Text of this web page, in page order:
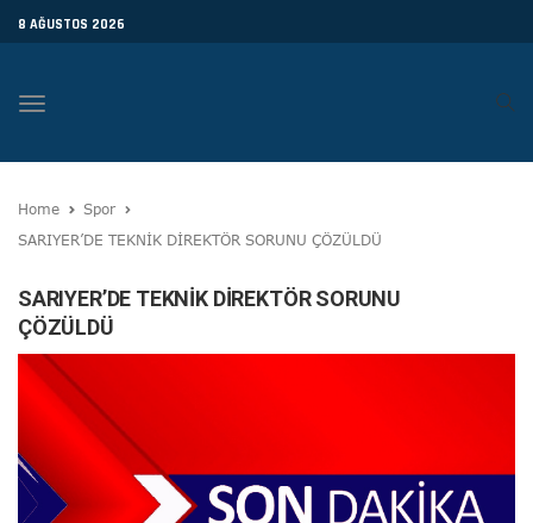
8 AĞUSTOS 2026
Toggle
Home
Spor
SARIYER’DE TEKNİK DİREKTÖR SORUNU ÇÖZÜLDÜ
SARIYER’DE TEKNİK DİREKTÖR SORUNU
ÇÖZÜLDÜ